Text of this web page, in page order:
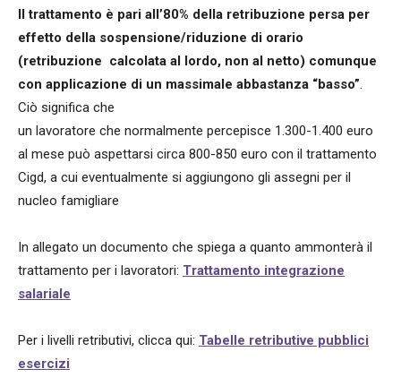
Il trattamento è pari all’80% della retribuzione persa per
effetto della sospensione/riduzione di orario
(retribuzione calcolata al lordo, non al netto) comunque
con applicazione di un massimale abbastanza “basso”.
Ciò significa che
un lavoratore che normalmente percepisce 1.300-1.400 euro
al mese può aspettarsi circa 800-850 euro con il trattamento
Cigd, a cui eventualmente si aggiungono gli assegni per il
nucleo famigliare
In allegato un documento che spiega a quanto ammonterà il
trattamento per i lavoratori: Trattamento integrazione
salariale
Per i livelli retributivi, clicca qui: Tabelle retributive pubblici
esercizi